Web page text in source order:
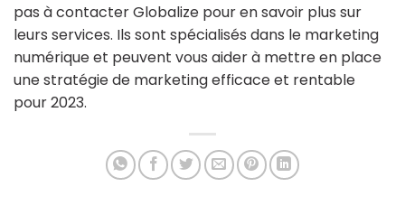
pas à contacter Globalize pour en savoir plus sur
leurs services. Ils sont spécialisés dans le marketing
numérique et peuvent vous aider à mettre en place
une stratégie de marketing efficace et rentable
pour 2023.